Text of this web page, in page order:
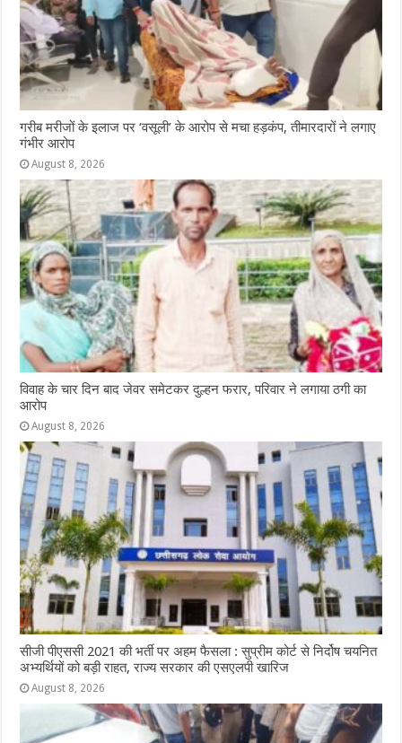
गरीब मरीजों के इलाज पर ‘वसूली’ के आरोप से मचा हड़कंप, तीमारदारों ने लगाए
गंभीर आरोप
August 8, 2026
विवाह के चार दिन बाद जेवर समेटकर दुल्हन फरार, परिवार ने लगाया ठगी का
आरोप
August 8, 2026
सीजी पीएससी 2021 की भर्ती पर अहम फैसला : सुप्रीम कोर्ट से निर्दोष चयनित
अभ्यर्थियों को बड़ी राहत, राज्य सरकार की एसएलपी खारिज
August 8, 2026